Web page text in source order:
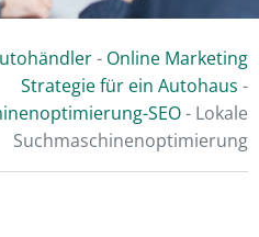
- Online Marketing
Strategie für ein Autohaus -
SEO- Lokale
Suchmaschinenoptimierung